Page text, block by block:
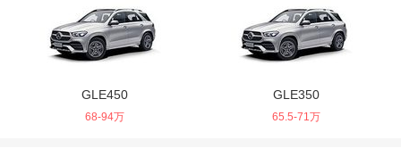
GLE450
68-94万
GLE350
65.5-71万